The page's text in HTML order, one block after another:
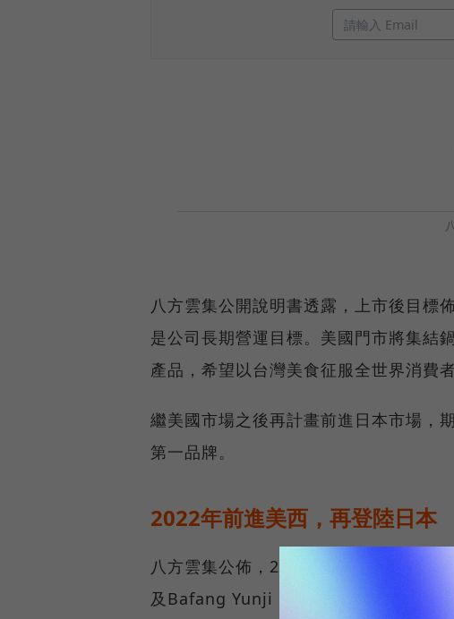
八方雲集公開說明書透露，上市後目標
是公司長期營運目標。美國門市將集結
產品，希望以台灣美食征服全世界消費者
繼美國市場之後再計畫前進日本市場，
第一品牌。
2022年前進美西，再登陸日本
八方雲集公佈，2020年12月於美國投
及Bafang Yunji Restaurant，持股6成